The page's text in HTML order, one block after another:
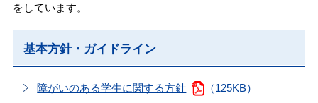
をしています。
基本方針・ガイドライン
障がいのある学生に関する方針
（125KB）